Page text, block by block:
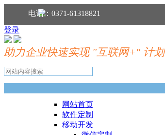
分享到：电话：0371-61318821
登录
助力企业快速实现 "互联网+" 计划
网站首页
软件定制
移动开发